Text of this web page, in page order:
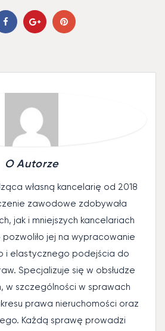
O Autorze
własną kancelarię od 2018
zawodowe zdobywała
jak i mniejszych kancelariach
jej na wypracowanie
i elastycznego podejścia do
Specjalizuje się w obsłudze
w szczególności w sprawach
prawa nieruchomości oraz
Każdą sprawę prowadzi